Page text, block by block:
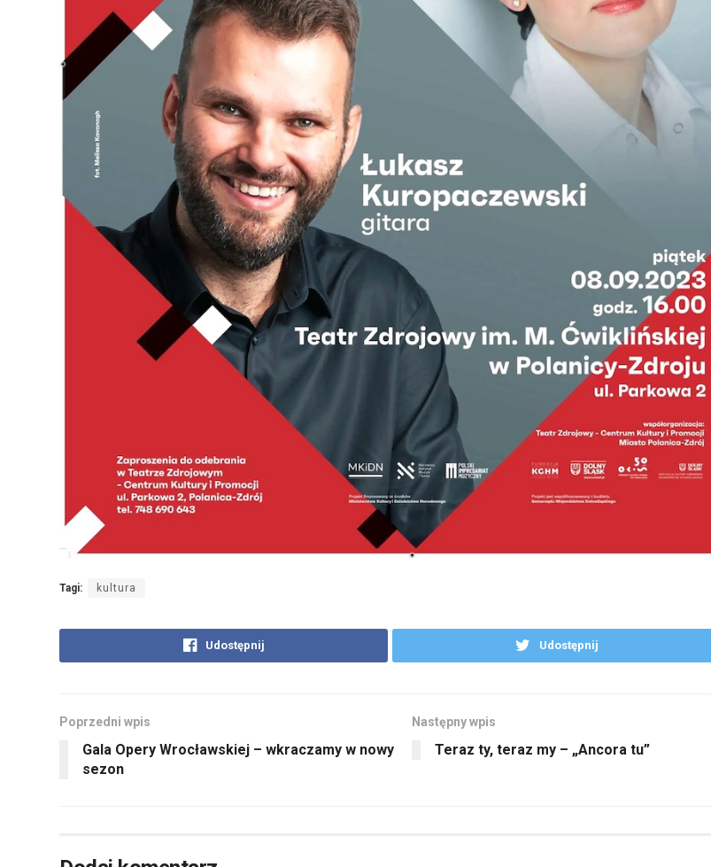
Tagi: kultura
Udostępnij Udostępnij
Poprzedni wpis
Gala Opery Wrocławskiej – wkraczamy w nowy
sezon
Następny wpis
Teraz ty, teraz my – „Ancora tu”